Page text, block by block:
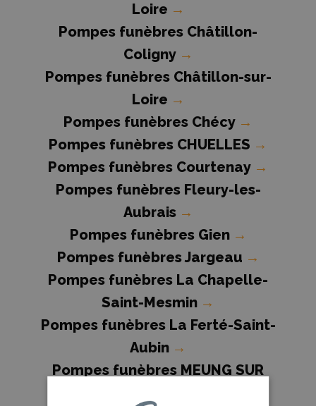
Loire →
Pompes funèbres Châtillon-
Coligny →
Pompes funèbres Châtillon-sur-
Loire →
Pompes funèbres Chécy →
Pompes funèbres CHUELLES →
Pompes funèbres Courtenay →
Pompes funèbres Fleury-les-
Aubrais →
Pompes funèbres Gien →
Pompes funèbres Jargeau →
Pompes funèbres La Chapelle-
Saint-Mesmin →
Pompes funèbres La Ferté-Saint-
Aubin →
Pompes funèbres MEUNG SUR